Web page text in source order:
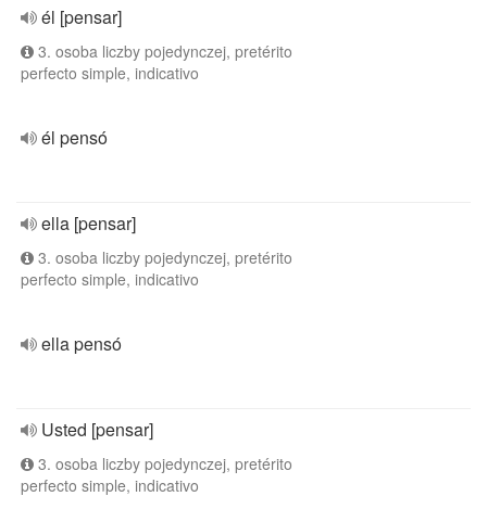
él [pensar]
3. osoba liczby pojedynczej, pretérito
perfecto simple, indicativo
él pensó
ella [pensar]
3. osoba liczby pojedynczej, pretérito
perfecto simple, indicativo
ella pensó
Usted [pensar]
3. osoba liczby pojedynczej, pretérito
perfecto simple, indicativo